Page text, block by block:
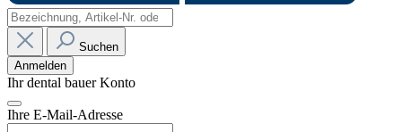
Suchen
Anmelden
Ihr dental bauer Konto
Ihre E-Mail-Adresse